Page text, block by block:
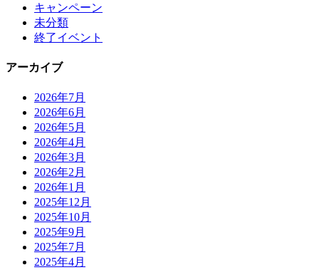
キャンペーン
未分類
終了イベント
アーカイブ
2026年7月
2026年6月
2026年5月
2026年4月
2026年3月
2026年2月
2026年1月
2025年12月
2025年10月
2025年9月
2025年7月
2025年4月